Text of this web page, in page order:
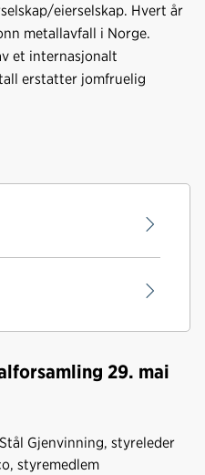
eierselskap. Hvert år
metallavfall i Norge.
et internasjonalt
erstatter jomfruelig
29. mai
Gjenvinning, styreleder
styremedlem